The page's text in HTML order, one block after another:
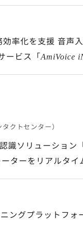
率化を支援 音声
ービス「AmiVoice
クトセンター）
識ソリューション
ターをリアルタ
ングプラットフォ